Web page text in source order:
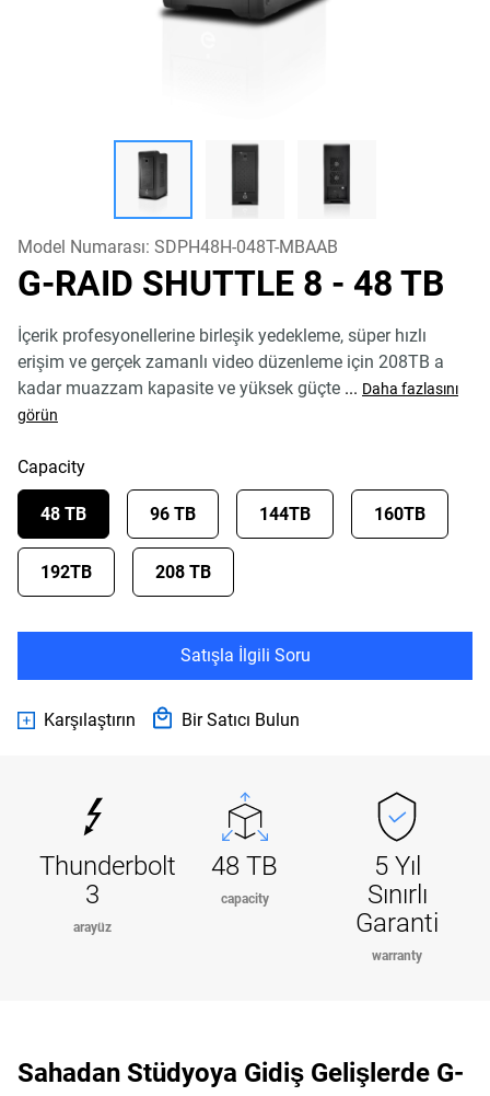
Model Numarası: SDPH48H-048T-MBAAB
G-RAID SHUTTLE 8 - 48 TB
İçerik profesyonellerine birleşik yedekleme, süper hızlı
erişim ve gerçek zamanlı video düzenleme için 208TB a
kadar muazzam kapasite ve yüksek güçte ... Daha fazlasını
görün
Capacity
48 TB 96 TB 144TB 160TB
192TB 208 TB
Satışla İlgili Soru
Karşılaştırın Bir Satıcı Bulun
Thunderbolt
3
arayüz
48 TB
capacity
5 Yıl
Sınırlı
Garanti
warranty
Sahadan Stüdyoya Gidiş Gelişlerde G-